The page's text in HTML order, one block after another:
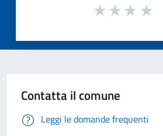
Contatta il comune
Leggi le domande frequenti